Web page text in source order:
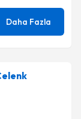
Daha Fazla